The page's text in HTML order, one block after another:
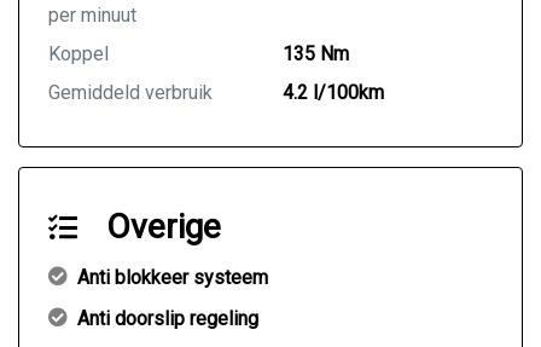
per minuut
Koppel
135 Nm
Gemiddeld verbruik
4.2 l/100km
Overige
Anti blokkeer systeem
Anti doorslip regeling